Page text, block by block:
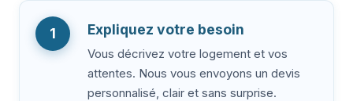
1 Expliquez votre besoin
Vous décrivez votre logement et vos
attentes. Nous vous envoyons un devis
personnalisé, clair et sans surprise.